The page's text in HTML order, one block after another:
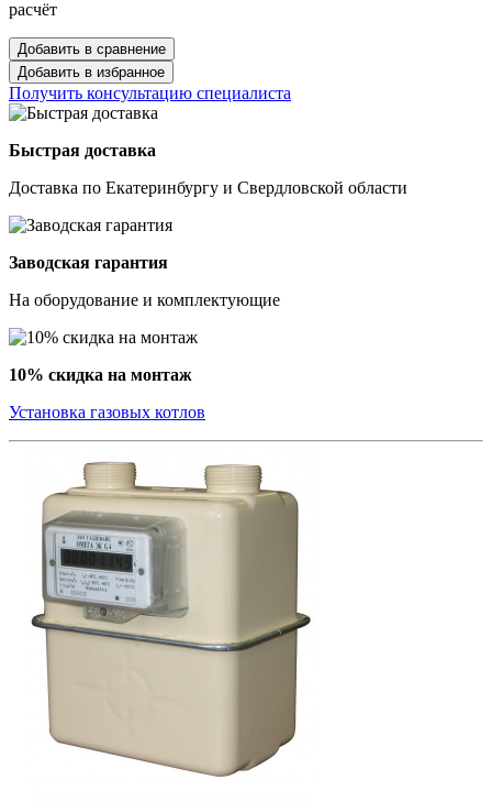
расчёт
Добавить в сравнение
Добавить в избранное
Получить консультацию специалиста
Быстрая доставка
Доставка по Екатеринбургу и Свердловской области
Заводская гарантия
На оборудование и комплектующие
10% скидка на монтаж
Установка газовых котлов